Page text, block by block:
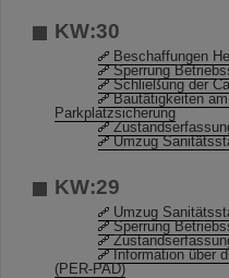
KW:30
Beschaffungen
Sperrung
Schließung der
Bautätigkeiten
Parkplatzsicherung
Umzug
KW:29
Umzug
Sperrung
Information über
(PER-PAD)